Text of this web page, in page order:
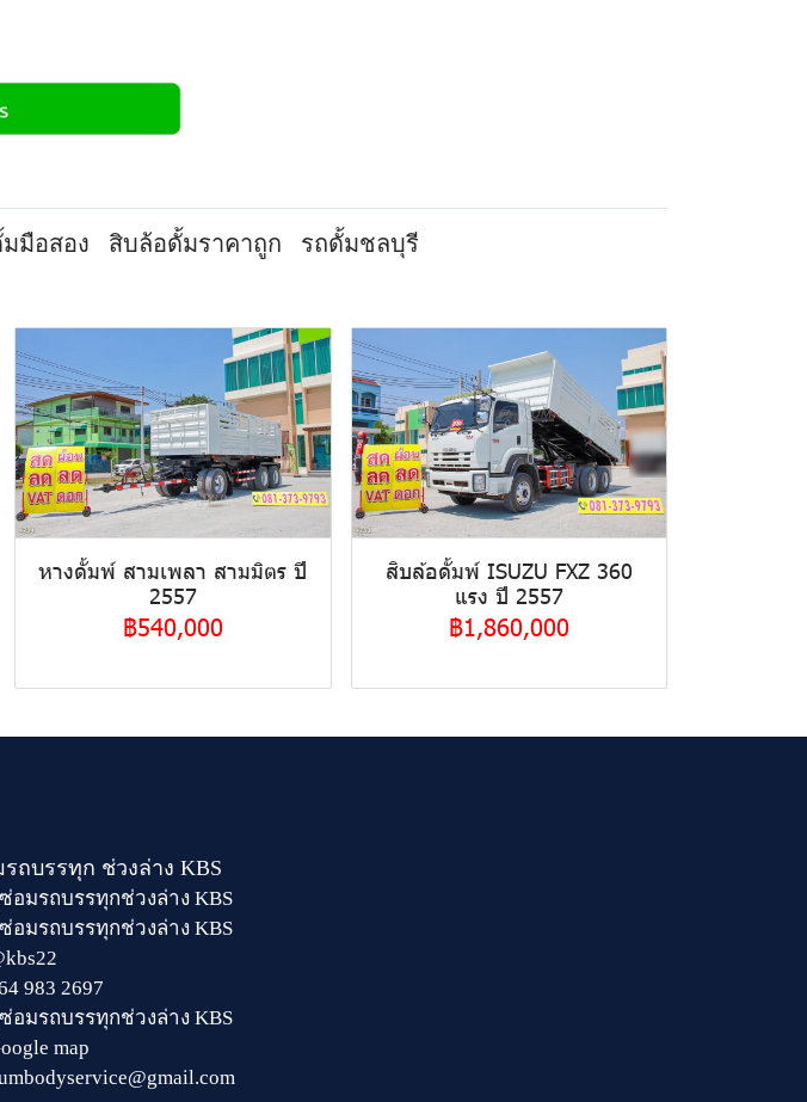
มือสอง สิบล้อดั้มราคาถูก รถดั้มชลบุรี
หางดั้มพ์ สามเพลา สามมิตร ปี
2557
฿540,000
สิบล้อดั้มพ์ ISUZU FXZ 360
แรง ปี 2557
฿1,860,000
ถบรรทุก ช่วงล่าง KBS
อมรถบรรทุกช่วงล่าง KBS
อมรถบรรทุกช่วงล่าง KBS
983 2697
อมรถบรรทุกช่วงล่าง KBS
map